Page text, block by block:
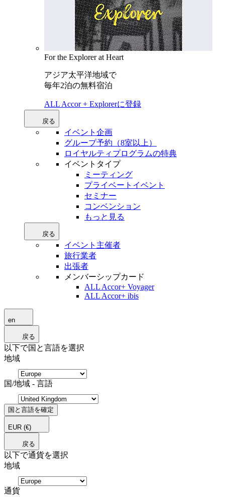
For the Explorer at Heart
アジア太平洋地域で
毎年2泊の無料宿泊
ALL Accor + Explorerに登録
戻る
イベント企画
グループ予約（8室以上）
ロイヤルティプログラムの特典
イベントタイプ
ミーティング
プライベートイベント
セミナー
コンベンション
もっと見る
戻る
イベント主催者
旅行業者
出張者
メンバーシップカード
ALL Accor+ Voyager
ALL Accor+ ibis
en
戻る
以下で国と言語を選択
地域
国/地域 - 言語
国と言語を確定
EUR (€)
戻る
以下で通貨を選択
地域
通貨